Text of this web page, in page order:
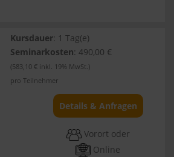
Kursdauer: 1 Tag(e)
Seminarkosten: 490,00 €
(583,10 € inkl. 19% MwSt.)
pro Teilnehmer
Details & Anfragen
Vorort oder
Online